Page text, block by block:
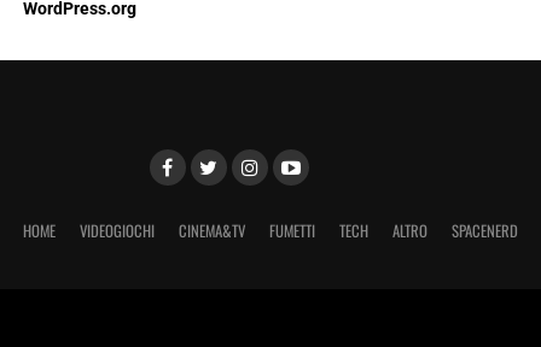
WordPress.org
HOME VIDEOGIOCHI CINEMA&TV FUMETTI TECH ALTRO SPACENERD